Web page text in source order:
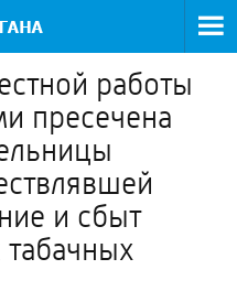
работы
пресечена
и сбыт